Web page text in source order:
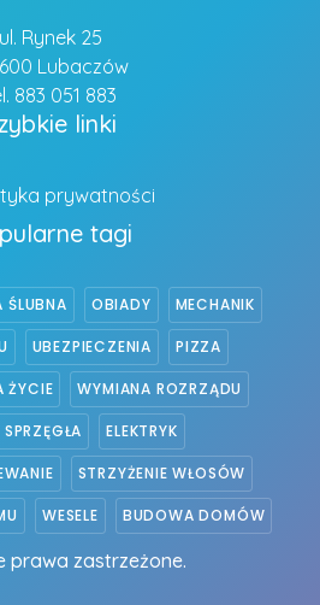
ul. Rynek 25
Lubaczów
883 051 883
linki
prywatności
tagi
ŚLUBNA OBIADY MECHANIK
UBEZPIECZENIA PIZZA
ŻYCIE WYMIANA ROZRZĄDU
ELEKTRYK
STRZYŻENIE WŁOSÓW
WESELE BUDOWA DOMÓW
prawa zastrzeżone.